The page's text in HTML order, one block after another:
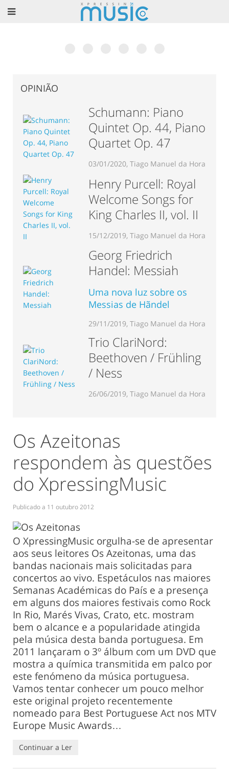
Museu Nacional da Música em Mafra? Excelente
6ª Edição do Talkfest já conta com 60
O livro de César Cardoso: Teoria do
OPINIÃO
Schumann: Piano
Quintet Op. 44, Piano
Quartet Op. 47
03/01/2020, Tiago Manuel da Hora
Henry Purcell: Royal
Welcome Songs for
King Charles II, vol. II
15/12/2019, Tiago Manuel da Hora
Georg Friedrich
Handel: Messiah
Uma nova luz sobre os
Messias de Hãndel
29/11/2019, Tiago Manuel da Hora
Trio ClariNord:
Beethoven / Frühling
/ Ness
26/06/2019, Tiago Manuel da Hora
Os Azeitonas
respondem às questões
do XpressingMusic
Publicado a 11 outubro 2012
O XpressingMusic orgulha-se de apresentar
aos seus leitores Os Azeitonas, uma das
bandas nacionais mais solicitadas para
concertos ao vivo. Espetáculos nas maiores
Semanas Académicas do País e a presença
em alguns dos maiores festivais como Rock
In Rio, Marés Vivas, Crato, etc. mostram
bem o alcance e a popularidade atingida
pela música desta banda portuguesa. Em
2011 lançaram o 3º álbum com um DVD que
mostra a química transmitida em palco por
este fenómeno da música portuguesa.
Vamos tentar conhecer um pouco melhor
este original projeto recentemente
nomeado para Best Portuguese Act nos MTV
Europe Music Awards…
Continuar a Ler